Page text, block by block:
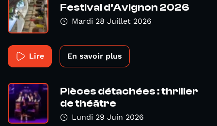
Festival d’Avignon 2026
Mardi 28 Juillet 2026
Lire En savoir plus
Pièces détachées : thriller
de théâtre
Lundi 29 Juin 2026